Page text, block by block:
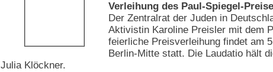
Verleihung des Paul-Spiegel-
Der Zentralrat der Juden in
Aktivistin Karoline Preisler mit dem
feierliche Preisverleihung findet am
Berlin-Mitte statt. Die Laudatio hält
Julia Klöckner.